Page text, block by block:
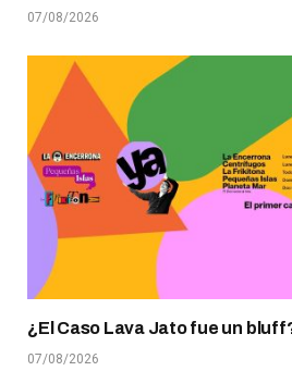
07/08/2026
¿El Caso Lava Jato fue un
07/08/2026